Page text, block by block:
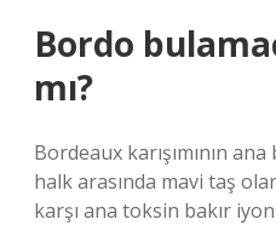
Bordo
mı?
Bordeaux karışımının
halk arasında mavi taş
karşı ana toksin bakır